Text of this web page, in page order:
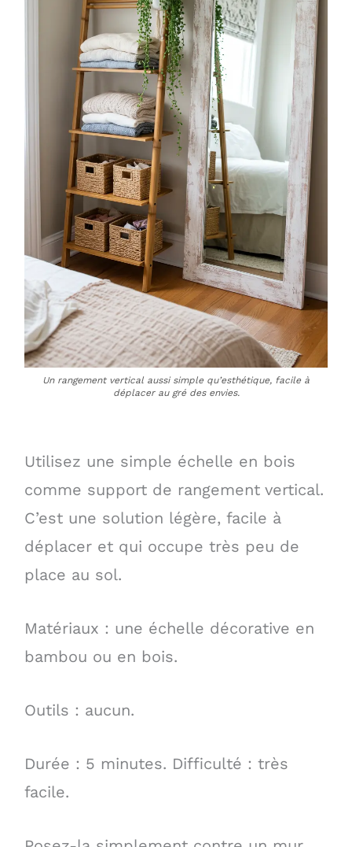
Un rangement vertical aussi simple qu’esthétique, facile à
déplacer au gré des envies.
Utilisez une simple échelle en bois
comme support de rangement vertical.
C’est une solution légère, facile à
déplacer et qui occupe très peu de
place au sol.
Matériaux : une échelle décorative en
bambou ou en bois.
Outils : aucun.
Durée : 5 minutes. Difficulté : très
facile.